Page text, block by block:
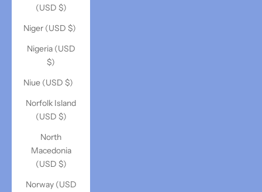
(USD $)
Niger (USD $)
Nigeria (USD
$)
Niue (USD $)
Norfolk Island
(USD $)
North
Macedonia
(USD $)
Norway (USD